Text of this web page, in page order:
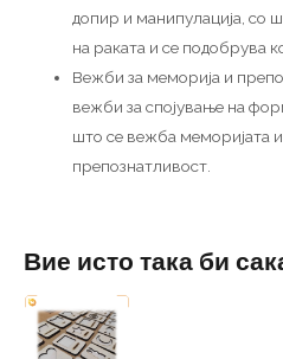
допир и манипулација, со
на раката и се подобрува
Вежби за меморија и
вежби за спојување на
што се вежба меморијата
препознатливост.
Вие исто така би